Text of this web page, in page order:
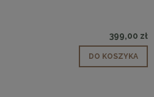
399,00 zł
DO KOSZYKA